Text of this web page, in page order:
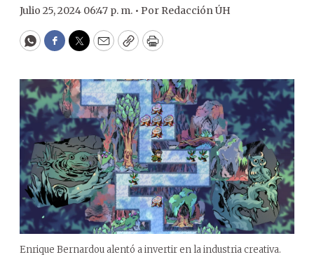
Julio 25, 2024 06:47 p. m. • Por Redacción ÚH
WhatsApp
Facebook
Twitter
EmailCopyPrint
Enrique Bernardou alentó a invertir en la industria creativa.